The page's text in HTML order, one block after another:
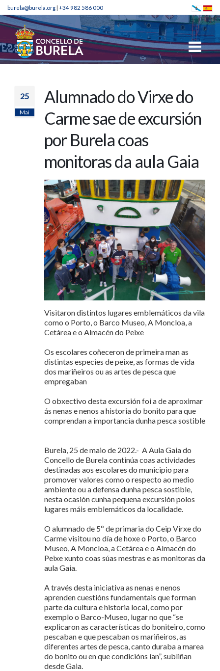
burela@burela.org| +34 982 586 000
25
Mai
Alumnado do Virxe do
Carme sae de excursión
por Burela coas
monitoras da aula Gaia
Visitaron distintos lugares emblemáticos da vila
como o Porto, o Barco Museo, A Moncloa, a
Cetárea e o Almacén do Peixe
Os escolares coñeceron de primeira man as
distintas especies de peixe, as formas de vida
dos mariñeiros ou as artes de pesca que
empregaban
O obxectivo desta excursión foi a de aproximar
ás nenas e nenos a historia do bonito para que
comprendan a importancia dunha pesca sostible
Burela, 25 de maio de 2022.- A Aula Gaia do
Concello de Burela continúa coas actividades
destinadas aos escolares do municipio para
promover valores como o respecto ao medio
ambiente ou a defensa dunha pesca sostible,
nesta ocasión cunha pequena excursión polos
lugares máis emblemáticos da localidade.
O alumnado de 5º de primaria do Ceip Virxe do
Carme visitou no día de hoxe o Porto, o Barco
Museo, A Moncloa, a Cetárea e o Almacén do
Peixe xunto coas súas mestras e as monitoras da
aula Gaia.
A través desta iniciativa as nenas e nenos
aprenden cuestións fundamentais que forman
parte da cultura e historia local, como por
exemplo o Barco-Museo, lugar no que “se
explicaron as características do boniteiro, como
pescaban e que pescaban os mariñeiros, as
diferentes artes de pesca, canto duraba a marea
do bonito ou en que condicións ían”, subliñan
desde Gaia.